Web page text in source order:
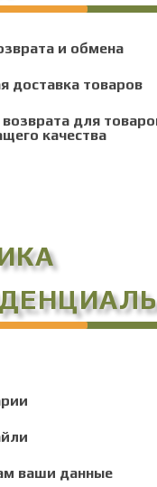
и обмена
доставка товаров
для
качества
ваши данные